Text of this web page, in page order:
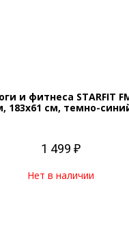
и фитнеса STARFIT
183x61 см, темно-
1 499 ₽
Нет в наличии